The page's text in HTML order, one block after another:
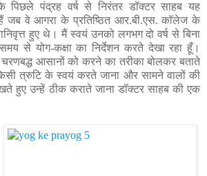
पिछले पंद्रह वर्ष से निरंतर डॉक्टर साहब यह
हैं जब वे आगरा के प्रतिष्ठित आर.बी.एस. कॉलेज के
हुए थे। मैं स्वयं उनको लगभग दो वर्ष से बिना
समय से योग-कक्षा का निर्देशन करते देखा रहा हूँ।
आसानों को करने का तरीका बोलकर बताते
त्रुटि के स्वयं करते जाना और सामने वालों की
हुए उन्हें ठीक कराते जाना डॉक्टर साहब की एक